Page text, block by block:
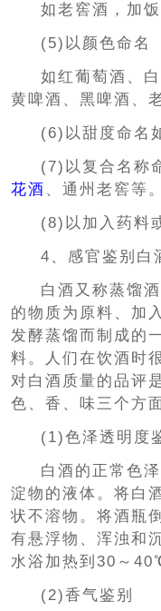
如老窖酒，加
(5)以颜色命名
如红葡萄酒、
黄啤酒、黑啤酒、
(6)以甜度命名
(7)以复合名称
花酒 、通州老窖等。
(8)以加入药料
4、感官鉴别白
白酒又称蒸馏
的物质为原料、加
发酵蒸馏而制成的
料。人们在饮酒时
对白酒质量的品评
色、香、味三个方
(1)色泽透明度
白酒的正常色
淀物的液体。将白
状不溶物。将酒瓶
有悬浮物、浑浊和
水浴加热到30～
(2)香气鉴别